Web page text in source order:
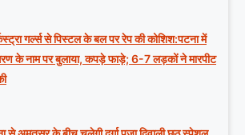
गर्ल्स से पिस्टल के बल पर रेप की कोशिश:पटना में
के नाम पर बुलाया, कपड़े फाड़े; 6-7 लड़कों ने मारपीट